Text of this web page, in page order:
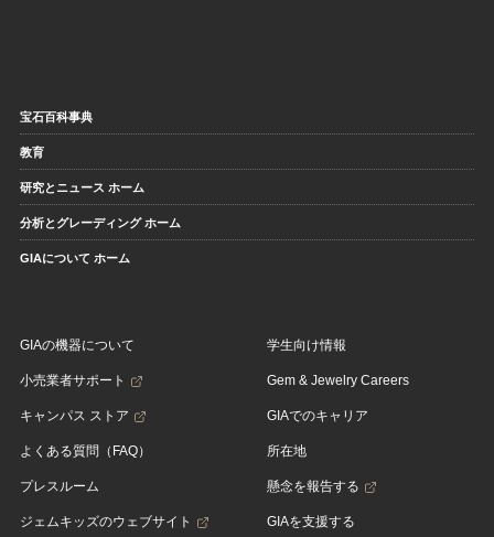
宝石百科事典
教育
研究とニュース ホーム
分析とグレーディング ホーム
GIAについて ホーム
GIAの機器について
小売業者サポート
キャンパス ストア
よくある質問（FAQ）
プレスルーム
ジェムキッズのウェブサイト
学生向け情報
Gem & Jewelry Careers
GIAでのキャリア
所在地
懸念を報告する
GIAを支援する